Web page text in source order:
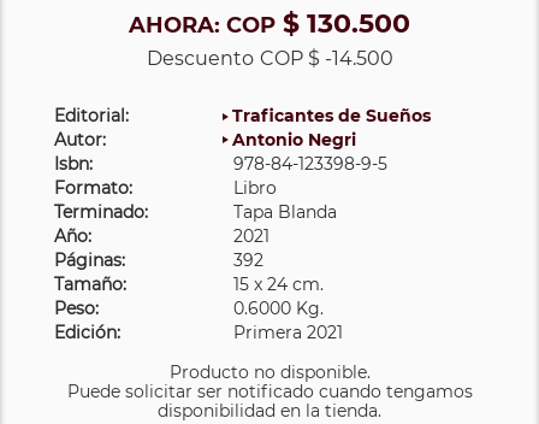
AHORA: COP $ 130.500
Descuento COP $ -14.500
Editorial:
Traficantes de Sueños
Autor:
Antonio Negri
Isbn:
978-84-123398-9-5
Formato:
Libro
Terminado:
Tapa Blanda
Año:
2021
Páginas:
392
Tamaño:
15 x 24 cm.
Peso:
0.6000 Kg.
Edición:
Primera 2021
Producto no disponible.
Puede solicitar ser notificado cuando tengamos
disponibilidad en la tienda.